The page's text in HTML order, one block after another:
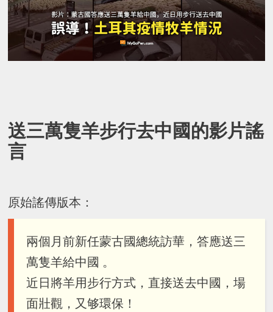
送三萬隻羊步行去中國的影片謠
言
原始謠傳版本：
兩個月前新任蒙古國總統訪華，答應送三
萬隻羊給中國 。
近日將羊用步行方式，直接送去中國，場
面壯觀，又够環保！